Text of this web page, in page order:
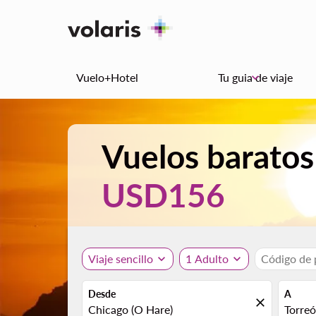
Vuelo+Hotel Tu guia de viaje
keyboard_arrow_down
Vuelos
USD156
Viaje sencillo expand_more 1 Adulto expand_more Código de
Desde
close
A